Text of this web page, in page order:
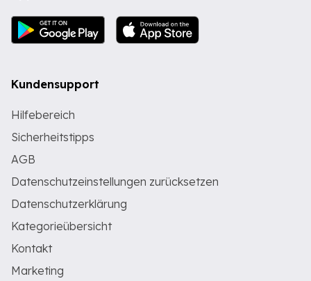
Kundensupport
Hilfebereich
Sicherheitstipps
AGB
Datenschutzeinstellungen zurücksetzen
Datenschutzerklärung
Kategorieübersicht
Kontakt
Marketing